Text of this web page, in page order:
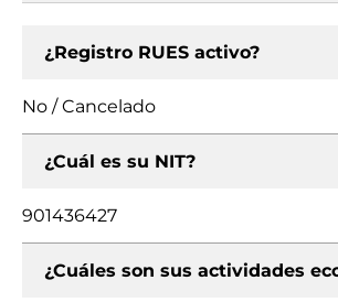
¿Registro RUES activo?
No / Cancelado
¿Cuál es su NIT?
901436427
¿Cuáles son sus actividades